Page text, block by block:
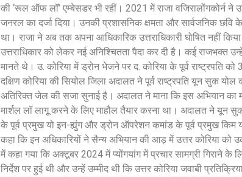
की ‘रूल ऑफ लॉ’ एम्बेसडर भी रहीं। 2021 में राजा वजिरालोंगकोर्न
जनरल का दर्जा दिया। उनकी प्रशासनिक क्षमता और सार्वजनिक छवि
था। राजा ने अब तक अपना आधिकारिक उत्तराधिकारी घोषित नहीं
उत्तराधिकार को लेकर नई अनिश्चितता पैदा कर दी है। कई राजभक्त
मानते थे। उ. कोरिया में ड्रोन भेजने पर द. कोरिया के पूर्व राष्ट्रपति
दक्षिण कोरिया की सियोल जिला अदालत ने पूर्व राष्ट्रपति यून सुक
अतिरिक्त जेल की सजा सुनाई है। अदालत ने माना कि इस अभियान
मार्शल लॉ लागू करने के लिए माहौल तैयार करना था। अदालत ने यून
के पूर्व प्रमुख यो इन-ह्युंग और ड्रोन ऑपरेशन कमांड के पूर्व प्रमुख किम
कहा कि इन अधिकारियों ने सैन्य अभियान की आड़ में उत्तर कोरिया
में कहा गया कि अक्टूबर 2024 में प्योंगयांग में प्रचार सामग्री
निर्देश पर हुई थी और उन्हें उम्मीद थी कि उत्तर कोरिया जवाबी